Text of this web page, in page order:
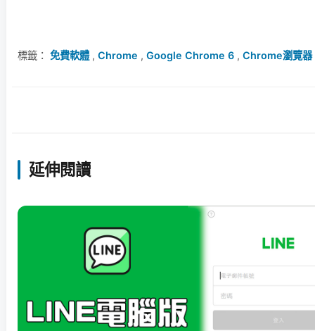
標籤： 免費軟體, Chrome , Google Chrome 6 , Chrome瀏覽器
延伸閱讀